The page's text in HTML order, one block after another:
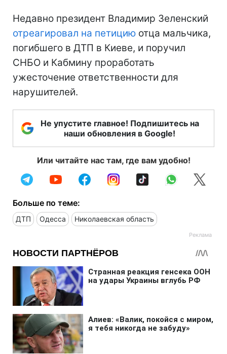
Недавно президент Владимир Зеленский
отреагировал на петицию отца мальчика,
погибшего в ДТП в Киеве, и поручил
СНБО и Кабмину проработать
ужесточение ответственности для
нарушителей.
Не упустите главное! Подпишитесь на
наши обновления в Google!
Или читайте нас там, где вам удобно!
Больше по теме:
ДТП Одесса Николаевская область